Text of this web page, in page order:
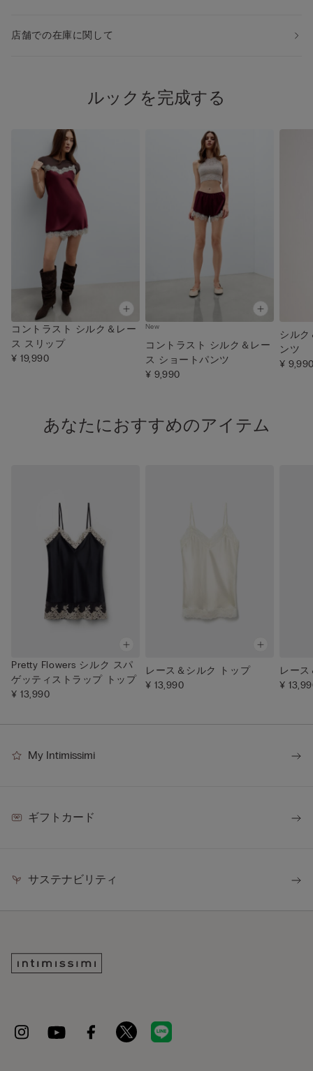
・レース付きショートパンツ：PDC162
◆同じシルク製の別モデル
・レースなしシルクキャミソール：LT71S1
・レースありシルクスリップ：LC71S1
・レースなしシルクスリップ：LC71S3
・レースなしロングスリップ：LLD71S
・シルクキモノガウン：PVD71S
※上記品番を検索すると、アイテムをすぐにお探しいただけま
店舗での在庫に関して
ルックを完成する
コントラスト シルク＆レー
ス スリップ
¥ 19,990
New
コントラスト シルク＆レー
ス ショートパンツ
¥ 9,990
シル
ンツ
¥
あなたにおすすめのアイテム
Pretty Flowers シルク スパ
ゲッティストラップ トップ
¥ 13,990
レース＆シルク トップ
¥ 13,990
レー
¥
My Intimissimi
ギフトカード
サステナビリティ